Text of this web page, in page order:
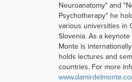
Neuroanatomy" and
Psychotherapy" he
various universities in
Slovenia. As a keynote
Monte is
holds lectures and
countries. For more